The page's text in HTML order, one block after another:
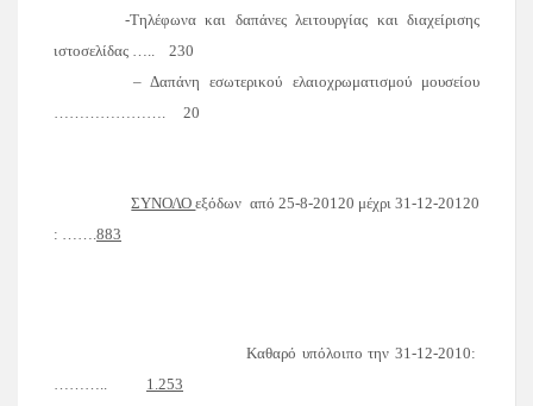
-Τηλέφωνα και δαπάνες λειτουργίας και διαχείρισης
ιστοσελίδας …..
230
– Δαπάνη εσωτερικού ελαιοχρωματισμού μουσείου
………………….
20
ΣΥΝΟΛΟεξόδων από 25-8-20120 μέχρι31-12-20120
: …….883
Καθαρό υπόλοιπο την 31-12-2010:
………..
1.253